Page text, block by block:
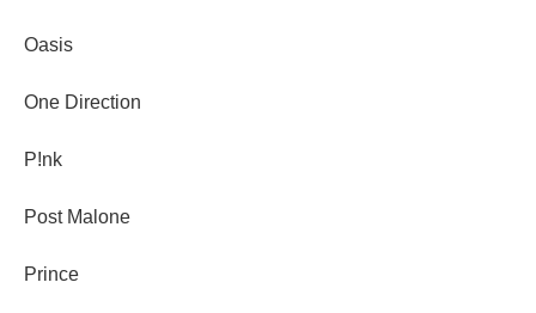
Oasis
One Direction
P!nk
Post Malone
Prince